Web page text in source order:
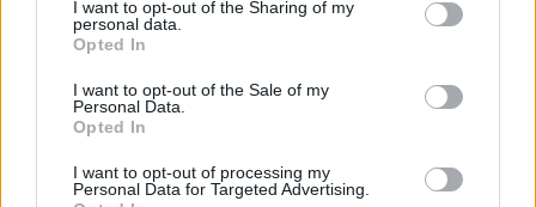
not limited to your visit or usage behaviour. You may click to
grant or deny consent to Google and its third-party tags to
use your data for below specified purposes in below Google
consent section.
I want to opt-out of the Sharing of my
personal data.
Opted In
I want to opt-out of the Sale of my
Personal Data.
Opted In
I want to opt-out of processing my
Personal Data for Targeted Advertising.